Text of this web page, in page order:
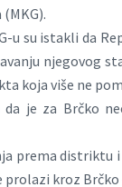
u su istakli da
njegovog
koja više ne
da je za Brčko
prema
kroz Brčko